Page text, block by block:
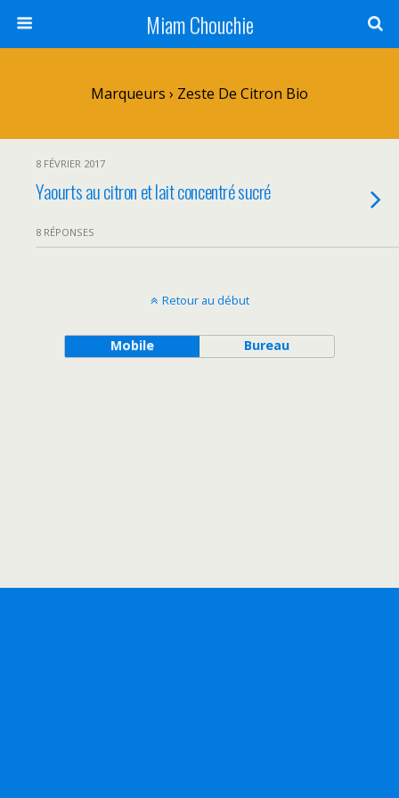
Miam Chouchie
Marqueurs › Zeste De Citron Bio
8 FÉVRIER 2017
Yaourts au citron et lait concentré sucré
8 RÉPONSES
Retour au début
Mobile Bureau